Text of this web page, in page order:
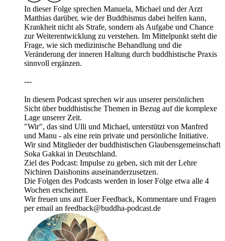
In dieser Folge sprechen Manuela, Michael und der Arzt
Matthias darüber, wie der Buddhismus dabei helfen kann,
Krankheit nicht als Strafe, sondern als Aufgabe und Chance
zur Weiterentwicklung zu verstehen. Im Mittelpunkt steht die
Frage, wie sich medizinische Behandlung und die
Veränderung der inneren Haltung durch buddhistische Praxis
sinnvoll ergänzen.
---
In diesem Podcast sprechen wir aus unserer persönlichen
Sicht über buddhistische Themen in Bezug auf die komplexe
Lage unserer Zeit.
"Wir", das sind Ulli und Michael, unterstützt von Manfred
und Manu - als eine rein private und persönliche Initiative.
Wir sind Mitglieder der buddhistischen Glaubensgemeinschaft
Soka Gakkai in Deutschland.
Ziel des Podcast: Impulse zu geben, sich mit der Lehre
Nichiren Daishonins auseinanderzusetzen.
Die Folgen des Podcasts werden in loser Folge etwa alle 4
Wochen erscheinen.
Wir freuen uns auf Euer Feedback, Kommentare und Fragen
per email an feedback@buddha-podcast.de